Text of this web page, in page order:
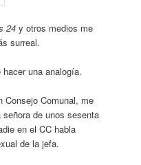
24 y otros medios me
surreal.
una analogía.
Consejo Comunal, me
de unos sesenta
en el CC habla
de la jefa.